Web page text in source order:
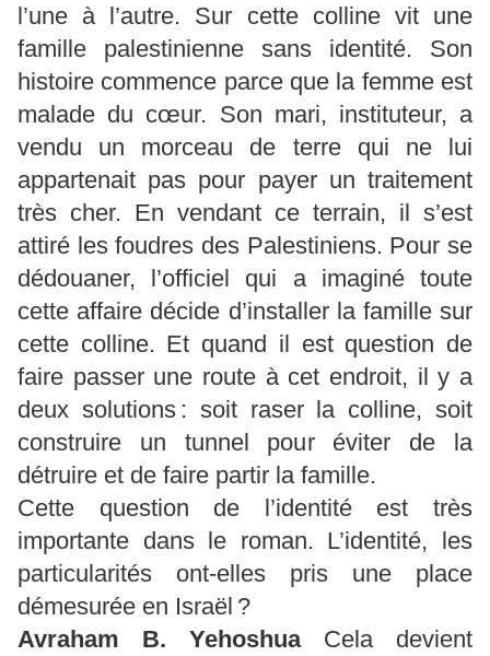
l’une à l’autre. Sur cette colline vit une
famille palestinienne sans identité. Son
histoire commence parce que la femme est
malade du cœur. Son mari, instituteur, a
vendu un morceau de terre qui ne lui
appartenait pas pour payer un traitement
très cher. En vendant ce terrain, il s’est
attiré les foudres des Palestiniens. Pour se
dédouaner, l’officiel qui a imaginé toute
cette affaire décide d’installer la famille sur
cette colline. Et quand il est question de
faire passer une route à cet endroit, il y a
deux solutions : soit raser la colline, soit
construire un tunnel pour éviter de la
détruire et de faire partir la famille.
Cette question de l’identité est très
importante dans le roman. L’identité, les
particularités ont-elles pris une place
démesurée en Israël ?
Avraham B.
YehoshuaCela devient